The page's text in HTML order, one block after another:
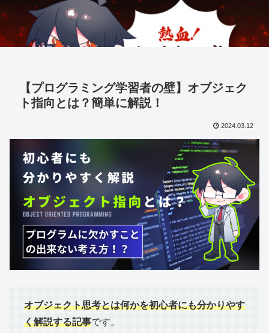
【プログラミング学習者の壁】オブジェク
ト指向とは？簡単に解説！
2024.03.12
オブジェクト思考とは何かを初心者にも分かりやす
く解説する記事です。